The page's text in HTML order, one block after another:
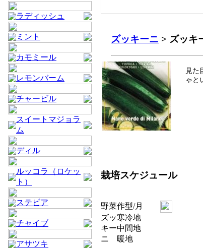
ラディッシュ
ミント
カモミール
レモンバーム
チャービル
スイートマジョラ
ム
ディル
ルッコラ（ロケッ
ト）
ステビア
チャイブ
アサツキ
ズッキーニ > ズッキ
見た
ゃと
栽培スケジュール
野菜作型/月
ズッ
キー
ニ
寒冷地
中間地
暖地